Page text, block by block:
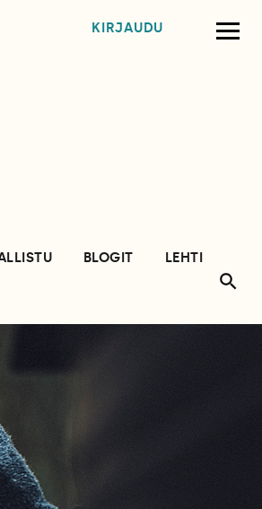
KIRJAUDU
BLOGIT
LEHTI